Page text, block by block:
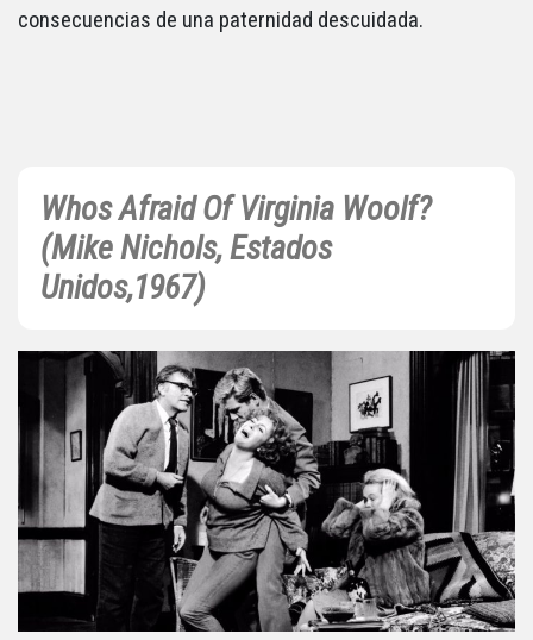
consecuencias de una paternidad descuidada.
Whos Afraid Of Virginia Woolf?
(Mike Nichols, Estados
Unidos,1967)